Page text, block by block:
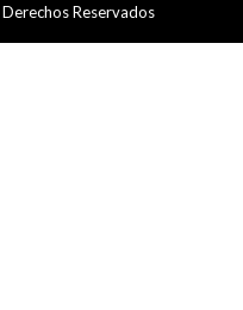
Reservados